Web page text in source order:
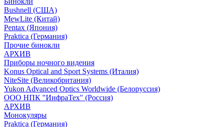
Bushnell (США)
MewLite (Китай)
Pentax (Япония)
Praktica (Германия)
Прочие бинокли
АРХИВ
Приборы ночного видения
Konus Optical and Sport Systems (Италия)
NiteSite (Великобритания)
Yukon Advanced Optics Worldwide (Белоруссия)
ООО НПК "ИнфраТех" (Россия)
АРХИВ
Монокуляры
Praktica (Германия)